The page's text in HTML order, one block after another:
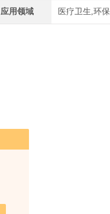
应用领域 医疗卫生,环